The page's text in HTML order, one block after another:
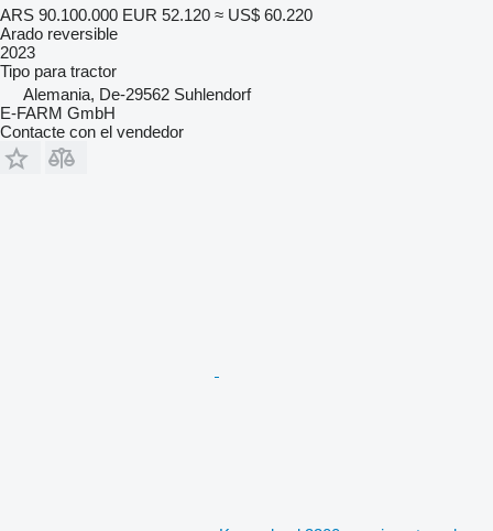
ARS 90.100.000 EUR 52.120 ≈ US$ 60.220
Arado reversible
2023
Tipo para tractor
Alemania, De-29562 Suhlendorf
E-FARM GmbH
Contacte con el vendedor